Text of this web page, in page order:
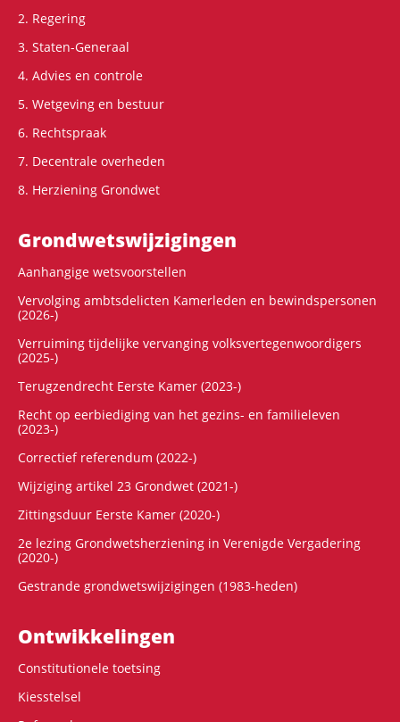
2. Regering
3. Staten-Generaal
4. Advies en controle
5. Wetgeving en bestuur
6. Rechtspraak
7. Decentrale overheden
8. Herziening Grondwet
Grondwets­wijzigingen
Aanhangige wetsvoorstellen
Vervolging ambtsdelicten Kamerleden en bewindspersonen
(2026-)
Verruiming tijdelijke vervanging volksvertegenwoordigers
(2025-)
Terugzendrecht Eerste Kamer (2023-)
Recht op eerbiediging van het gezins- en familieleven
(2023-)
Correctief referendum (2022-)
Wijziging artikel 23 Grondwet (2021-)
Zittingsduur Eerste Kamer (2020-)
2e lezing Grondwetsherziening in Verenigde Vergadering
(2020-)
Gestrande grondwetswijzigingen (1983-heden)
Ontwikke­lingen
Constitutionele toetsing
Kiesstelsel